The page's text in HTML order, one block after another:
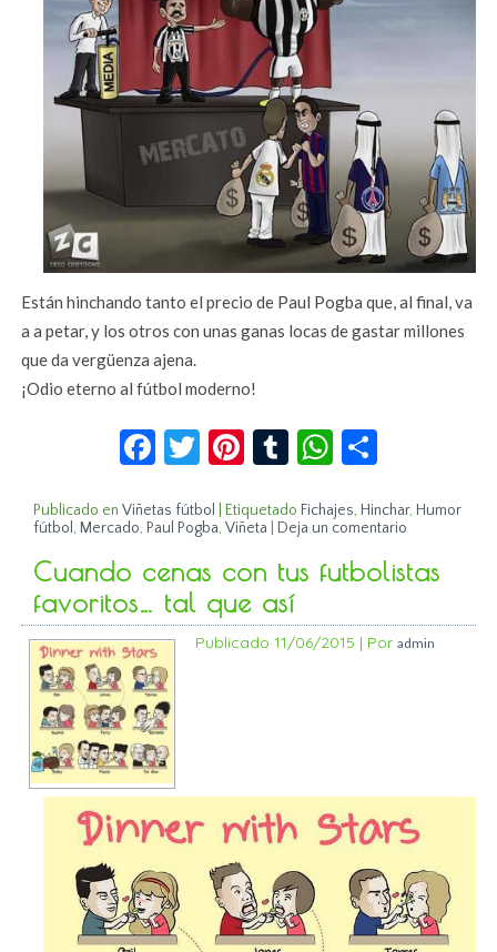
Están hinchando tanto el precio de Paul Pogba que, al final, va
a a petar, y los otros con unas ganas locas de gastar millones
que da vergüenza ajena.
¡Odio eterno al fútbol moderno!
Facebook
Twitter
Pinterest
TumblrWhatsApp
Publicado en Viñetas fútbol Etiquetado Fichajes, Hinchar, Humor
fútbol, Mercado, Paul Pogba,Viñeta Deja un comentario
Cuando cenas con tus futbolistas
favoritos… tal que así
Publicado 11/06/2015 | Por admin